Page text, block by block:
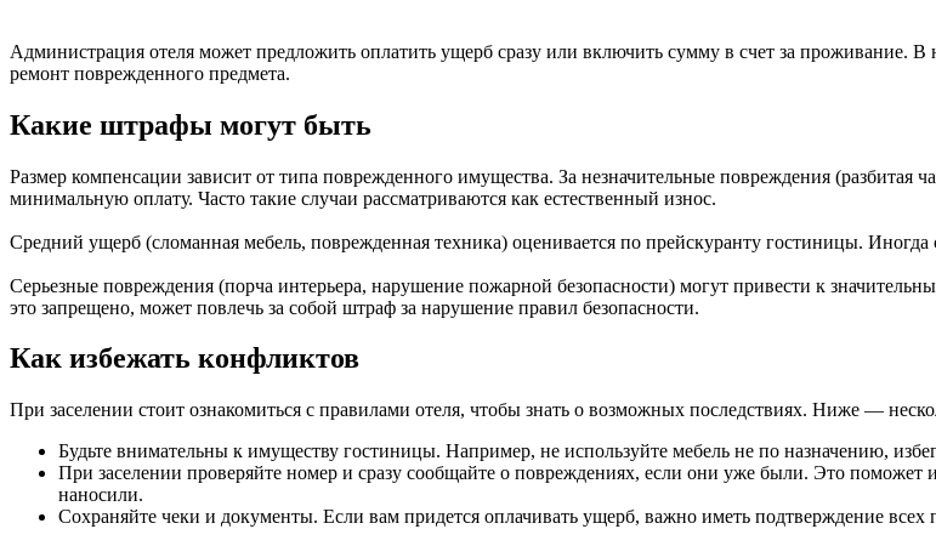
Администрация отеля может предложить оплатить ущерб сразу или включить сумму в счет за проживание.
ремонт поврежденного предмета.
Какие штрафы могут быть
Размер компенсации зависит от типа поврежденного имущества. За незначительные повреждения (разбитая
минимальную оплату. Часто такие случаи рассматриваются как естественный износ.
Средний ущерб (сломанная мебель, поврежденная техника) оценивается по прейскуранту гостиницы.
Серьезные повреждения (порча интерьера, нарушение пожарной безопасности) могут привести к
это запрещено, может повлечь за собой штраф за нарушение правил безопасности.
Как избежать конфликтов
При заселении стоит ознакомиться с правилами отеля, чтобы знать о возможных последствиях. Ниже —
Будьте внимательны к имуществу гостиницы. Например, не используйте мебель не по назначению,
При заселении проверяйте номер и сразу сообщайте о повреждениях, если они уже были. Это поможет
наносили.
Сохраняйте чеки и документы. Если вам придется оплачивать ущерб, важно иметь подтверждение всех